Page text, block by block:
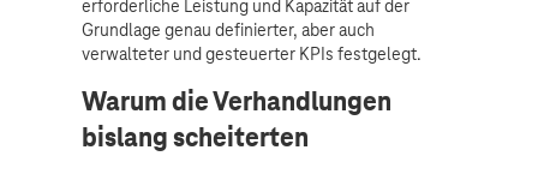
erforderliche Leistung und Kapazität auf der
Grundlage genau definierter, aber auch
verwalteter und gesteuerter KPIs festgelegt.
Warum die Verhandlungen
bislang scheiterten